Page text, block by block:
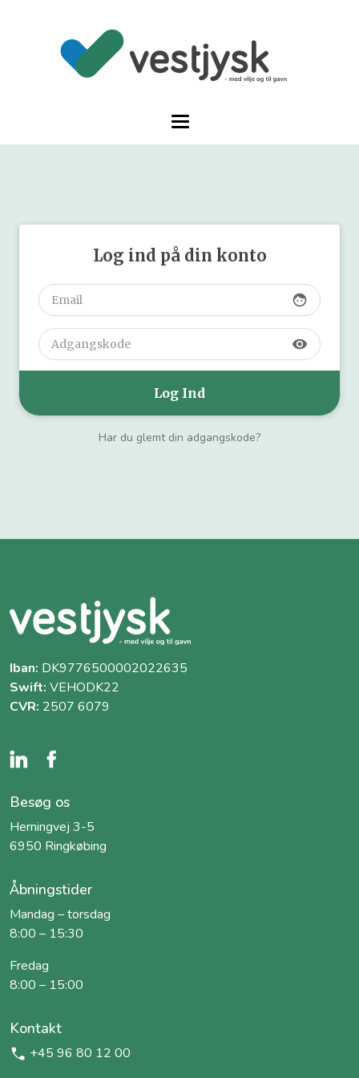
Log ind på din konto
face
visibility
Har du glemt din adgangskode?
Iban: DK9776500002022635
Swift: VEHODK22
CVR: 2507 6079
Besøg os
Herningvej 3-5
6950 Ringkøbing
Åbningstider
Mandag – torsdag
8:00 – 15:30
Fredag
8:00 – 15:00
Kontakt
+45 96 80 12 00